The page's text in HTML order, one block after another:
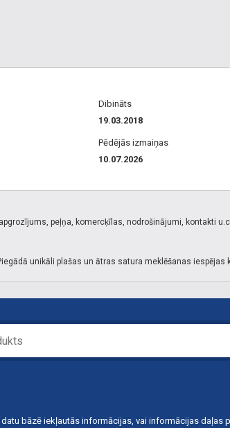
Dibināts
19.03.2018
Pēdējās izmaiņas
10.07.2026
peļņa, komercķīlas, nodrošinājumi, kontakti
unikāli plašas un ātras satura meklēšanas
bāzē iekļautās informācijas, vai informācijas